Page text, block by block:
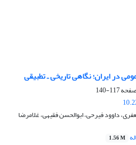
در ایران؛ نگاهی تاریخی ـ تطبیقی
117-140
داوود فیرحی، ابوالحسن فقیهی، غلامرضا
1.56 M